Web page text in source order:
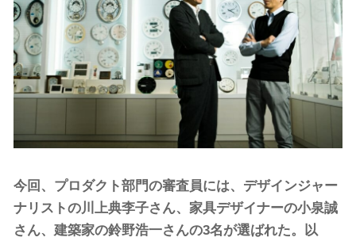
今回、プロダクト部門の審査員には、デザインジャー
ナリストの川上典李子さん、家具デザイナーの小泉誠
さん、建築家の鈴野浩一さんの3名が選ばれた。以